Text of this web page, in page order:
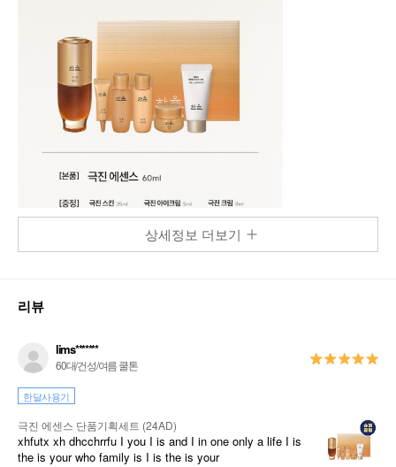
상세정보 더보기
리뷰
lims*******
60대/건성/여름 쿨톤
한달사용기
극진 에센스 단품기획세트 (24AD)
xhfutx xh dhcchrrfu I you I is and I in one only a life I is
the is your who family is I is the is your